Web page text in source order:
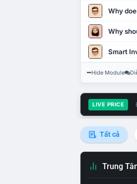
Why
Why
Smart
Hide Module
LIVE PRICE
Tất cả
Trung